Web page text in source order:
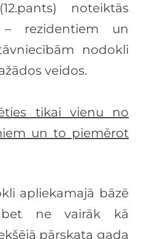
(12.pants) noteiktās
rezidentiem un
nodokli
veidos.
tikai vienu no
un to piemērot
apliekamajā bāzē
bet ne vairāk kā
pārskata gada